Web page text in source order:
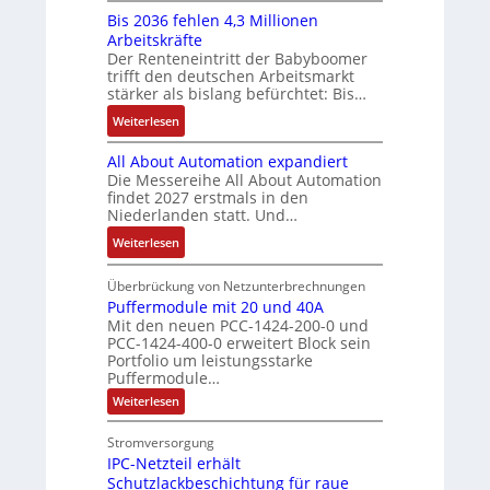
u
f
n
a
h
m
e
,
g
e
p
r
ä
g
t
d
u
r
c
h
a
s
-
S
y
s
t
e
m
f
ü
h
r
e
r
z
u
m
V
o
r
s
t
a
n
d
d
e
s
D
M
E
r
g
e
b
n
s
s
e
e
t
ä
t
i
g
e
n
J
a
h
b
s
-
u
n
d
M
a
r
k
e
t
n
g
l
e
i
e
r
b
e
I
b
r
a
u
c
h
t
S
t
r
u
k
t
u
r
Bis 2036 fehlen 4,3 Millionen
Arbeitskräfte
Der Renteneintritt der Babyboomer
trifft den deutschen Arbeitsmarkt
stärker als bislang befürchtet: Bis…
Weiterlesen:
B
i
s
2
0
3
6
f
e
h
l
e
n
4
3
M
All About Automation expandiert
Die Messereihe All About Automation
findet 2027 erstmals in den
Niederlanden statt. Und…
Weiterlesen:
A
l
l
A
b
o
u
t
u
t
Überbrückung von Netzunterbrechnungen
Puffermodule mit 20 und 40A
Mit den neuen PCC-1424-200-0 und
PCC-1424-400-0 erweitert Block sein
Portfolio um leistungsstarke
Puffermodule…
Weiterlesen:
P
f
f
e
Stromversorgung
IPC-Netzteil erhält
Schutzlackbeschichtung für raue